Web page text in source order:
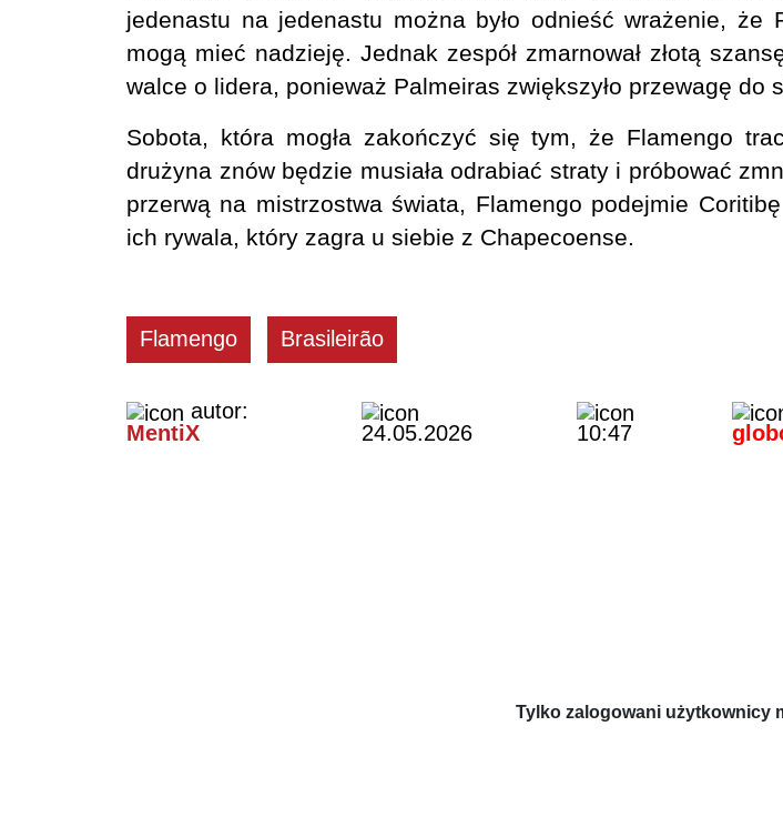
jedenastu na jedenastu można było odnieść wrażenie,
mogą mieć nadzieję. Jednak zespół zmarnował złotą
walce o lidera, ponieważ Palmeiras zwiększyło przewagę
Sobota, która mogła zakończyć się tym, że Flamengo
drużyna znów będzie musiała odrabiać straty i próbować
przerwą na mistrzostwa świata, Flamengo podejmie
ich rywala, który zagra u siebie z Chapecoense.
Flamengo Brasileirão
autor:
MentiX
24.05.2026 10:47
Tylko zalogowani użytkownicy